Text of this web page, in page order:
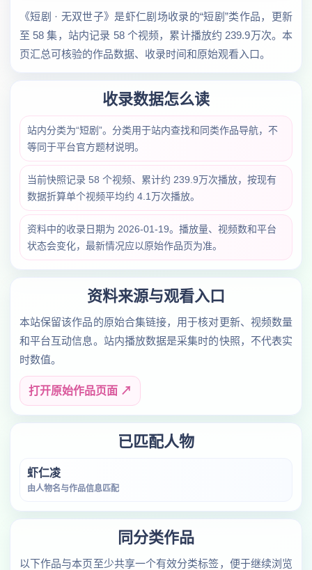
《短剧 · 无双世子》是虾仁剧场收录的“短剧”类作品，更新
至 58 集，站内记录 58 个视频，累计播放约 239.9万次。本
页汇总可核验的作品数据、收录时间和原始观看入口。
收录数据怎么读
站内分类为“短剧”。分类用于站内查找和同类作品导航，不
等同于平台官方题材说明。
当前快照记录 58 个视频、累计约 239.9万次播放，按现有
数据折算单个视频平均约 4.1万次播放。
资料中的收录日期为 2026-01-19。播放量、视频数和平台
状态会变化，最新情况应以原始作品页为准。
资料来源与观看入口
本站保留该作品的原始合集链接，用于核对更新、视频数量
和平台互动信息。站内播放数据是采集时的快照，不代表实
时数值。
打开原始作品页面 ↗
已匹配人物
虾仁凌
由人物名与作品信息匹配
同分类作品
以下作品与本页至少共享一个有效分类标签，便于继续浏览